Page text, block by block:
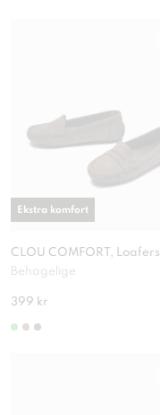
CLOU COMFORT, Loafers
Behagelige
399 kr
Ekstra komfort